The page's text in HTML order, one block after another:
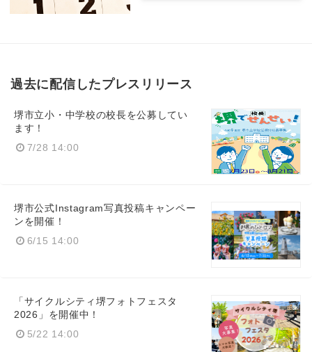
過去に配信したプレスリリース
堺市立小・中学校の校長を公募してい
ます！
7/28 14:00
堺市公式Instagram写真投稿キャンペー
ンを開催！
6/15 14:00
「サイクルシティ堺フォトフェスタ
2026」を開催中！
5/22 14:00